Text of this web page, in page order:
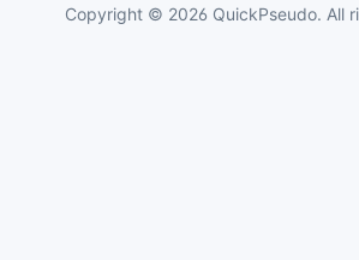
Copyright © 2026 QuickPseudo. All